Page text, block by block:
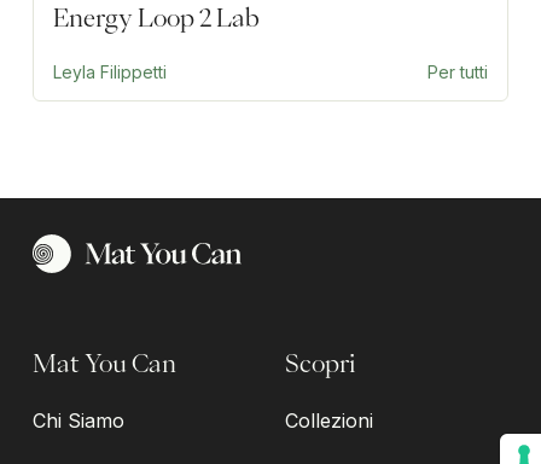
Energy Loop 2 Lab
Leyla Filippetti Per tutti
Mat You Can
Chi Siamo
Scopri
Collezioni